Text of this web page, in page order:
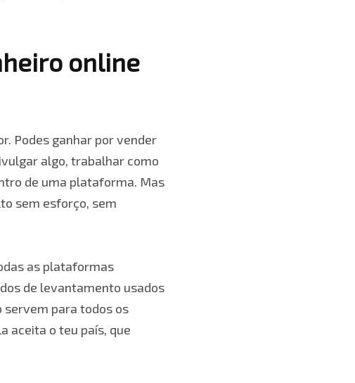
online
Podes ganhar por vender
algo, trabalhar como
de uma plataforma. Mas
sem esforço, sem
as plataformas
de levantamento usados
servem para todos os
aceita o teu país, que